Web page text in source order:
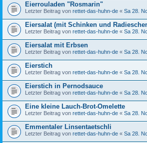
Eierrouladen "Rosmarin"
Letzter Beitrag von rettet-das-huhn-de « Sa 28.
Eiersalat (mit Schinken und
Letzter Beitrag von rettet-das-huhn-de « Sa 28.
Eiersalat mit Erbsen
Letzter Beitrag von rettet-das-huhn-de « Sa 28.
Eierstich
Letzter Beitrag von rettet-das-huhn-de « Sa 28.
Eierstich in Pernodsauce
Letzter Beitrag von rettet-das-huhn-de « Sa 28.
Eine kleine Lauch-Brot-Omelette
Letzter Beitrag von rettet-das-huhn-de « Sa 28.
Emmentaler Linsentaetschli
Letzter Beitrag von rettet-das-huhn-de « Sa 28.